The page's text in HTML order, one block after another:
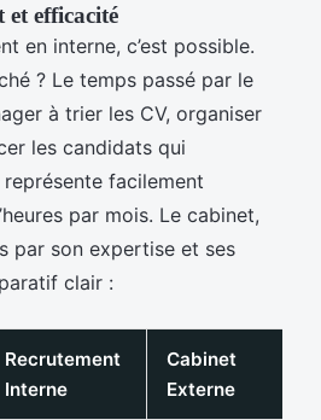
efficacité
en interne, c’est possible.
? Le temps passé par le
à trier les CV, organiser
les candidats qui
facilement
par mois. Le cabinet,
par son expertise et ses
clair :
Recrutement
Interne
Cabinet
Externe